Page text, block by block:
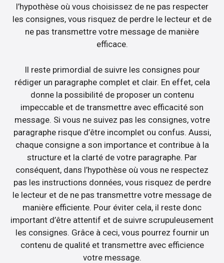
l’hypothèse où vous choisissez de ne pas respecter
les consignes, vous risquez de perdre le lecteur et de
ne pas transmettre votre message de manière
efficace.
Il reste primordial de suivre les consignes pour
rédiger un paragraphe complet et clair. En effet, cela
donne la possibilité de proposer un contenu
impeccable et de transmettre avec efficacité son
message. Si vous ne suivez pas les consignes, votre
paragraphe risque d’être incomplet ou confus. Aussi,
chaque consigne a son importance et contribue à la
structure et la clarté de votre paragraphe. Par
conséquent, dans l’hypothèse où vous ne respectez
pas les instructions données, vous risquez de perdre
le lecteur et de ne pas transmettre votre message de
manière efficiente. Pour éviter cela, il reste donc
important d’être attentif et de suivre scrupuleusement
les consignes. Grâce à ceci, vous pourrez fournir un
contenu de qualité et transmettre avec efficience
votre message.